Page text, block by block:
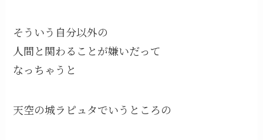
そういう自分以外の
人間と関わることが嫌いだって
なっちゃうと
天空の城ラピュタでいうところの